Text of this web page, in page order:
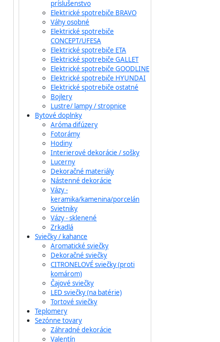
príslušenstvo
Elektrické spotrebiče BRAVO
Váhy osobné
Elektrické spotrebiče
CONCEPT/UFESA
Elektrické spotrebiče ETA
Elektrické spotrebiče GALLET
Elektrické spotrebiče GOODLINE
Elektrické spotrebiče HYUNDAI
Elektrické spotrebiče ostatné
Bojlery
Lustre/ lampy / stropnice
Bytové doplnky
Aróma difúzery
Fotorámy
Hodiny
Interierové dekorácie / sošky
Lucerny
Dekoračné materiály
Nástenné dekorácie
Vázy -
keramika/kamenina/porcelán
Svietniky
Vázy - sklenené
Zrkadlá
Sviečky / kahance
Aromatické sviečky
Dekoračné sviečky
CITRONELOVÉ sviečky (proti
komárom)
Čajové sviečky
LED sviečky (na batérie)
Tortové sviečky
Teplomery
Sezónne tovary
Záhradné dekorácie
Valentín